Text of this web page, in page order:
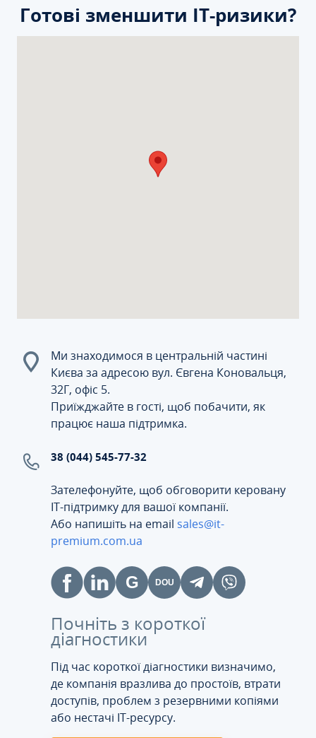
Готові зменшити ІТ-ризики?
Ми знаходимося в центральній частині
Києва за адресою вул. Євгена Коновальця,
32Г, офіс 5.
Приїжджайте в гості, щоб побачити, як
працює наша підтримка.
38 (044) 545-77-32
Зателефонуйте, щоб обговорити керовану
ІТ-підтримку для вашої компанії.
Або напишіть на email sales@it-
premium.com.ua
Почніть з короткої
діагностики
Під час короткої діагностики визначимо,
де компанія вразлива до простоїв, втрати
доступів, проблем з резервними копіями
або нестачі IT-ресурсу.